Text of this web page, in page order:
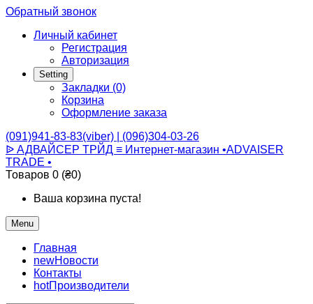
Обратный звонок
Личный кабинет
Регистрация
Авторизация
Setting
Закладки (0)
Корзина
Оформление заказа
(091)941-83-83(viber) | (096)304-03-26
ᐉ АДВАЙСЕР ТРЙД ≡ Интернет-магазин •ADVAISER
TRADE •
Товаров 0 (₴0)
Ваша корзина пуста!
Menu
Главная
newНовости
Контакты
hotПроизводители